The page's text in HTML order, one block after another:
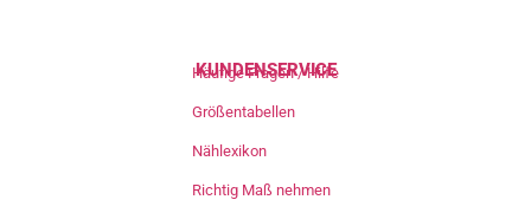
KUNDENSERVICE
Häufige Fragen / Hilfe
Größentabellen
Nählexikon
Richtig Maß nehmen